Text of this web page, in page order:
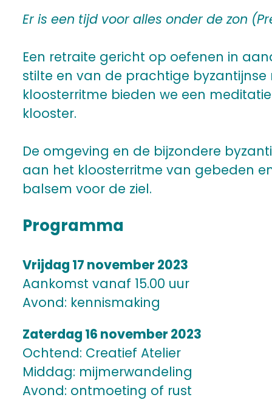
Er is een tijd voor alles onder de zon
Een retraite gericht op oefenen in
stilte en van de prachtige
kloosterritme bieden we een
klooster.
De omgeving en de bijzondere
aan het kloosterritme van gebeden
balsem voor de ziel.
Programma
Vrijdag 17 november 2023
Aankomst vanaf 15.00 uur
Avond: kennismaking
Zaterdag 16 november 2023
Ochtend: Creatief Atelier
Middag: mijmerwandeling
Avond: ontmoeting of rust